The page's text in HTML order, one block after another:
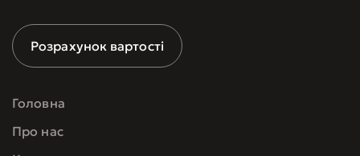
Розрахунок вартості
Головна
Про нас